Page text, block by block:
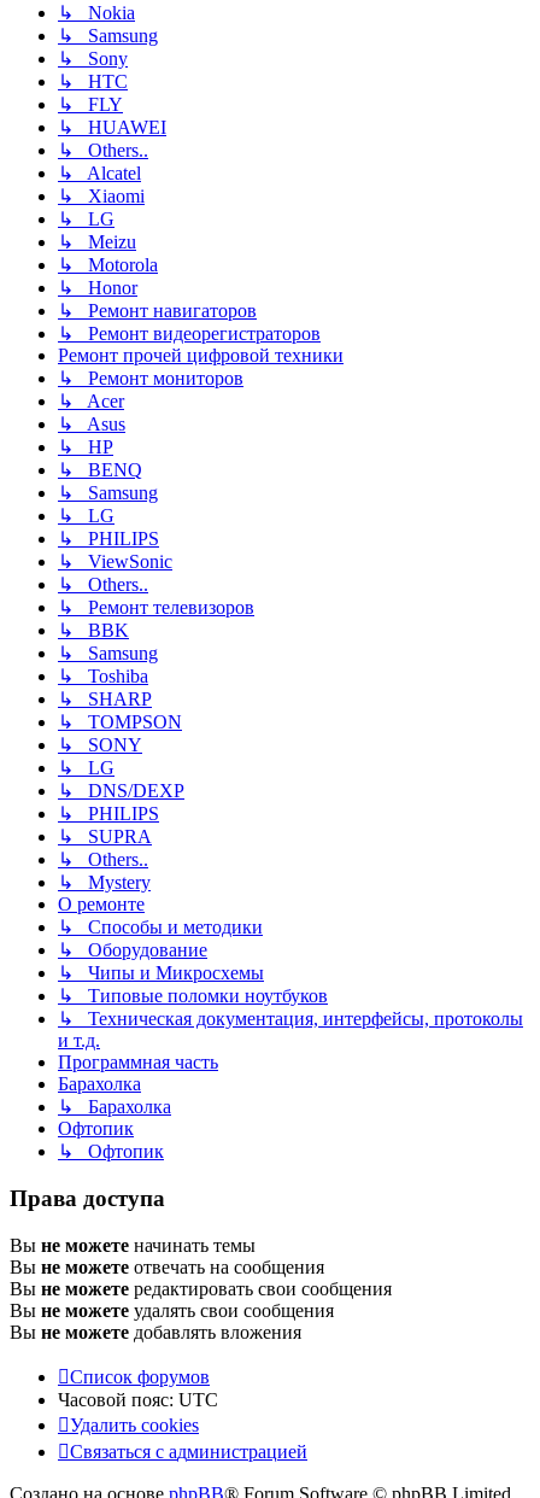
↳ Nokia
↳ Samsung
↳ Sony
↳ HTC
↳ FLY
↳ HUAWEI
↳ Others..
↳ Alcatel
↳ Xiaomi
↳ LG
↳ Meizu
↳ Motorola
↳ Honor
↳ Ремонт навигаторов
↳ Ремонт видеорегистраторов
Ремонт прочей цифровой техники
↳ Ремонт мониторов
↳ Acer
↳ Asus
↳ HP
↳ BENQ
↳ Samsung
↳ LG
↳ PHILIPS
↳ ViewSonic
↳ Others..
↳ Ремонт телевизоров
↳ BBK
↳ Samsung
↳ Toshiba
↳ SHARP
↳ TOMPSON
↳ SONY
↳ LG
↳ DNS/DEXP
↳ PHILIPS
↳ SUPRA
↳ Others..
↳ Mystery
О ремонте
↳ Способы и методики
↳ Оборудование
↳ Чипы и Микросхемы
↳ Типовые поломки ноутбуков
↳ Техническая документация, интерфейсы, протоколы
и т.д.
Программная часть
Барахолка
↳ Барахолка
Офтопик
↳ Офтопик
Права доступа
Вы не можете начинать темы
Вы не можете отвечать на сообщения
Вы не можете редактировать свои сообщения
Вы не можете удалять свои сообщения
Вы не можете добавлять вложения
Список форумов
Часовой пояс: UTC
Удалить cookies
Связаться
Связаться с администрацией
Создано на основе phpBB® Forum Software © phpBB Limited